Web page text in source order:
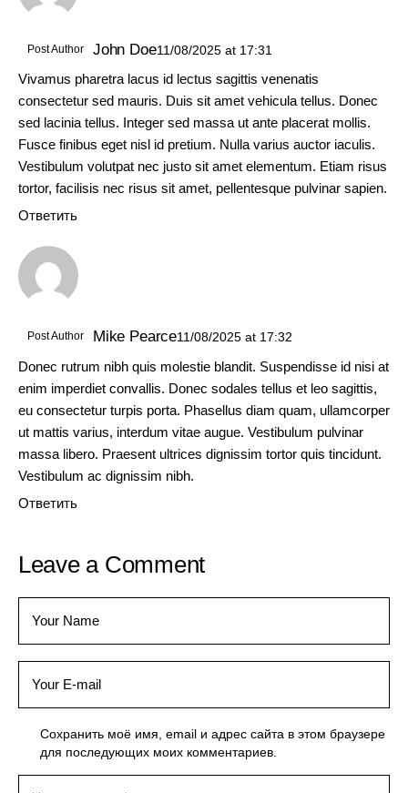
Post Author John Doe11/08/2025 at 17:31
Vivamus pharetra lacus id lectus sagittis venenatis
consectetur sed mauris. Duis sit amet vehicula tellus. Donec
sed lacinia tellus. Integer sed massa ut ante placerat mollis.
Fusce finibus eget nisl id pretium. Nulla varius auctor iaculis.
Vestibulum volutpat nec justo sit amet elementum. Etiam risus
tortor, facilisis nec risus sit amet, pellentesque pulvinar sapien.
Ответить
Post Author Mike Pearce11/08/2025at 17:32
Donec rutrum nibh quis molestie blandit. Suspendisse id nisi at
enim imperdiet convallis. Donec sodales tellus et leo sagittis,
eu consectetur turpis porta. Phasellus diam quam, ullamcorper
ut mattis varius, interdum vitae augue. Vestibulum pulvinar
massa libero. Praesent ultrices dignissim tortor quis tincidunt.
Vestibulum ac dignissim nibh.
Ответить
Leave a Comment
Сохранить моё имя, email и адрес сайта в этом браузере
для последующих моих комментариев.